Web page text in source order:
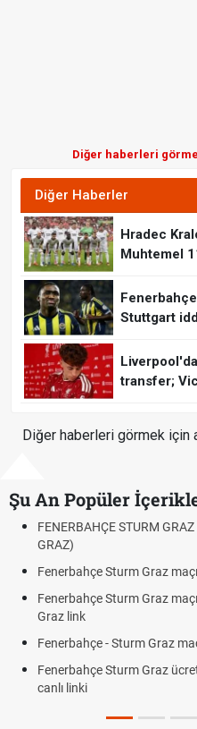
Diğer haberleri
Diğer Haberler
Hradec
Muhtemel
Stuttgart
transfer;
Diğer haberleri görmek için
Şu An Popüler
GRAZ CANLI İZLE
Graz maçı şifresiz canlı yayın izle
Graz maçı ŞİFRESİZ tv100
Graz maçı şifresiz izle canlı
Graz ücretsiz izle, Fener Sturm